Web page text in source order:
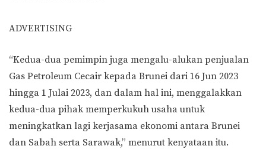
ADVERTISING
“Kedua-dua pemimpin juga mengalu-alukan penjualan
Gas Petroleum Cecair kepada Brunei dari 16 Jun 2023
hingga 1 Julai 2023, dan dalam hal ini, menggalakkan
kedua-dua pihak memperkukuh usaha untuk
meningkatkan lagi kerjasama ekonomi antara Brunei
dan Sabah serta Sarawak,” menurut kenyataan itu.